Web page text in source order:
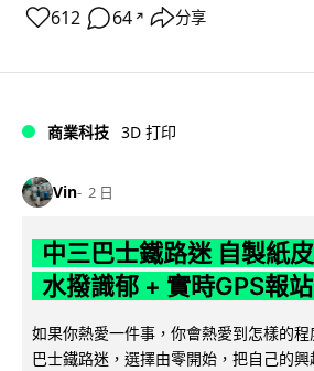
612 64 ↗ 分享
商業科技 3D 打印
Vin 2 日
中三巴士鐵路迷 自製紙
水撥識郁 + 實時GPS報站
如果你熱愛一件事，你會熱愛到怎樣的
巴士鐵路迷，選擇由零開始，把自己的